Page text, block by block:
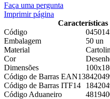
Faça uma pergunta
Imprimir página
Características
Código
Embalagem
50 un
Material
Cor
Dimensões
Código de Barras EAN13
Código de Barras ITF14
Código Aduaneiro